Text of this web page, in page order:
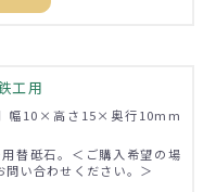
工用
幅10×高さ15×奥行10mm
替砥石。＜ご購入希望の場
い合わせください。＞